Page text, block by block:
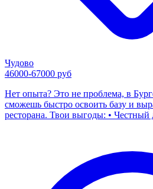
Чудово
46000-67000 руб
Нет опыта? Это не проблема, в
сможешь быстро освоить базу и
ресторана. Твои выгоды: • Честный